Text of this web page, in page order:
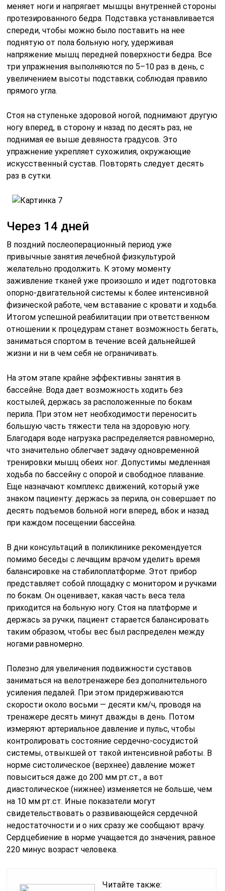
меняет ноги и напрягает мышцы внутренней стороны
протезированного бедра. Подставка устанавливается
спереди, чтобы можно было поставить на нее
поднятую от пола больную ногу, удерживая
напряжение мышц передней поверхности бедра. Все
три упражнения выполняются по 5–10 раз в день, с
увеличением высоты подставки, соблюдая правило
прямого угла.
Стоя на ступеньке здоровой ногой, поднимают другую
ногу вперед, в сторону и назад по десять раз, не
поднимая ее выше девяноста градусов. Это
упражнение укрепляет сухожилия, окружающие
искусственный сустав. Повторять следует десять
раз в сутки.
Через 14 дней
В поздний послеоперационный период уже
привычные занятия лечебной физкультурой
желательно продолжить. К этому моменту
заживление тканей уже произошло и идет подготовка
опорно-двигательной системы к более интенсивной
физической работе, чем вставание с кровати и ходьба.
Итогом успешной реабилитации при ответственном
отношении к процедурам станет возможность бегать,
заниматься спортом в течение всей дальнейшей
жизни и ни в чем себя не ограничивать.
На этом этапе крайне эффективны занятия в
бассейне. Вода дает возможность ходить без
костылей, держась за расположенные по бокам
перила. При этом нет необходимости переносить
большую часть тяжести тела на здоровую ногу.
Благодаря воде нагрузка распределяется равномерно,
что значительно облегчает задачу одновременной
тренировки мышц обеих ног. Допустимы медленная
ходьба по бассейну с опорой и свободное плавание.
Еще назначают комплекс движений, который уже
знаком пациенту: держась за перила, он совершает по
десять подъемов больной ноги вперед, вбок и назад
при каждом посещении бассейна.
В дни консультаций в поликлинике рекомендуется
помимо беседы с лечащим врачом уделить время
балансировке на стабилоплатформе. Этот прибор
представляет собой площадку с монитором и ручками
по бокам. Он оценивает, какая часть веса тела
приходится на больную ногу. Стоя на платформе и
держась за ручки, пациент старается балансировать
таким образом, чтобы вес был распределен между
ногами равномерно.
Полезно для увеличения подвижности суставов
заниматься на велотренажере без дополнительного
усиления педалей. При этом придерживаются
скорости около восьми — десяти км/ч, проводя на
тренажере десять минут дважды в день. Потом
измеряют артериальное давление и пульс, чтобы
контролировать состояние сердечно-сосудистой
системы, отвыкшей от такой интенсивной работы. В
норме систолическое (верхнее) давление может
повыситься даже до 200 мм рт.ст., а вот
диастолическое (нижнее) изменяется не больше, чем
на 10 мм рт.ст. Иные показатели могут
свидетельствовать о развивающейся сердечной
недостаточности и о них сразу же сообщают врачу.
Сердцебиение в норме учащается до значения, равное
220 минус возраст человека.
Читайте также: